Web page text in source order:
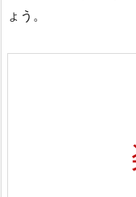
ょう。